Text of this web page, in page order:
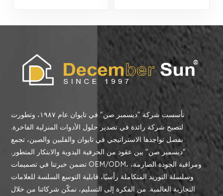
تأسست شركة "ديسمبر صن" في تايوان عام ١٩٨٧، وتطورت
لتصبح شركة رائدة في تصدير حلول الأدوات المنزلية الفاخرة.
بفضل تواجدها الاستراتيجي في تايوان والفلبين والصين، تجمع
"ديسمبر صن" بين عقود من الحرفية اليدوية والابتكار المتطور.
تضمن خبرتنا في تصميمات OEM/ODM، ومراقبة الجودة الصارمة،
وسلسلة التوريد المتكاملة رأسيًا، قابلية التوسع السلسة للعلامات
التجارية العالمية. من الفكرة إلى التسليم، نمكّن شركائنا من خلال